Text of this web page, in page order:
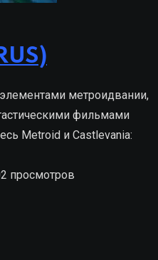
метроидвании,
фильмами
Metroid и Castlevania:
просмотров